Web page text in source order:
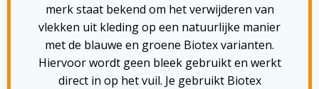
merk staat bekend om het verwijderen van
vlekken uit kleding op een natuurlijke manier
met de blauwe en groene Biotex varianten.
Hiervoor wordt geen bleek gebruikt en werkt
direct in op het vuil. Je gebruikt Biotex